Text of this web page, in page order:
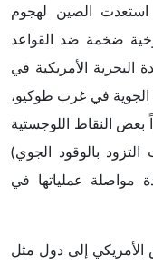
استعدت الصين لهجوم
ضخمة ضد القواعد
البحرية الأمريكية في
الجوية في غرب طوكيو،
النقاط اللوجستية
بالوقود الجوي)
مواصلة عملياتها في
الأمريكي إلى دول مثل